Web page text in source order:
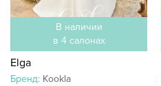
В наличии
в 4 салонах
Elga
Бренд: Kookla